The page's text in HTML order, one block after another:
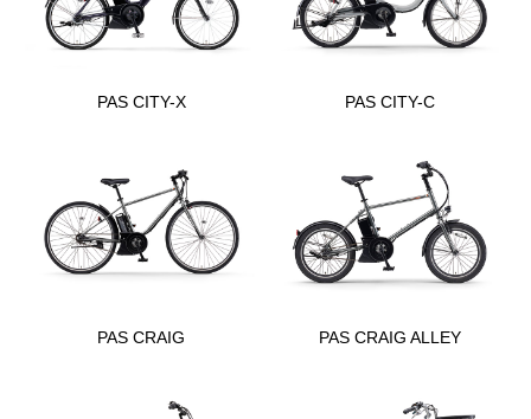
PAS CITY-X PAS CITY-C
PAS CRAIG PAS CRAIG ALLEY